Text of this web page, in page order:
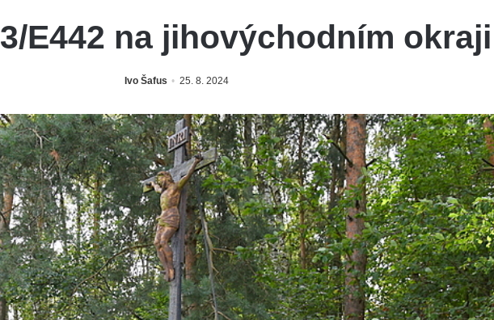
E442 na jihovýchodním
Ivo Šafus 25. 8. 2024